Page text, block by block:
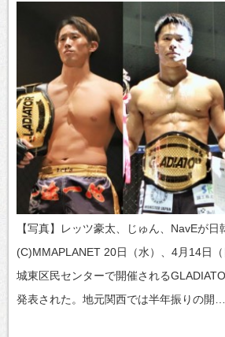
【写真】レッツ豪太、じゅん、NavEが日
(C)MMAPLANET 20日（水）、4月14日
城東区民センターで開催される
発表された。地元関西では半年振りの開…